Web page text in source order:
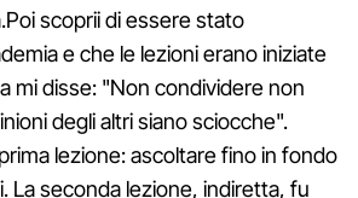
scoprii di essere stato
e che le lezioni erano iniziate
mi disse: "Non condividere non
degli altri siano sciocche".
lezione: ascoltare fino in fondo
La seconda lezione, indiretta, fu